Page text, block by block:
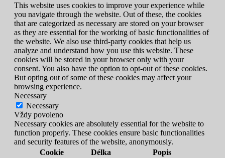
This website uses cookies to improve your experience while
you navigate through the website. Out of these, the cookies
that are categorized as necessary are stored on your browser
as they are essential for the working of basic functionalities of
the website. We also use third-party cookies that help us
analyze and understand how you use this website. These
cookies will be stored in your browser only with your
consent. You also have the option to opt-out of these cookies.
But opting out of some of these cookies may affect your
browsing experience.
Necessary
Necessary
Vždy povoleno
Necessary cookies are absolutely essential for the website to
function properly. These cookies ensure basic functionalities
and security features of the website, anonymously.
Cookie
Délka Popis